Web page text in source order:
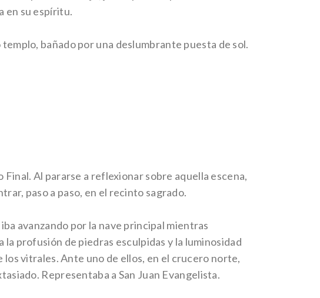
en su espíritu.
bañado por una deslumbrante puesta de sol.
Al pararse a reflexionar sobre aquella escena,
paso a paso, en el recinto sagrado.
iba avanzando por la nave principal mientras
la profusión de piedras esculpidas y la luminosidad
los vitrales. Ante uno de ellos, en el crucero norte,
Representaba a San Juan Evangelista.